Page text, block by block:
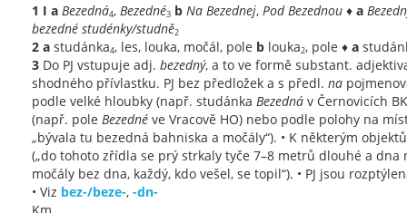
1 I a Bezedná4, Bezedné3 b Na Bezednej, Pod Bezednou ♦ a
bezedné studénky/studně2
2 a studánka4, les, louka, močál, pole b louka2, pole ♦ a
3 Do PJ vstupuje adj. bezedný, a to ve formě substant.
shodného přívlastku. PJ bez předložek a s předl. na
podle velké hloubky (např. studánka Bezedná v Černovicích
(např. pole Bezedné ve Vracově HO) nebo podle polohy na
„bývala tu bezedná bahniska a močály“). • K některým
(„do tohoto zřídla se prý strkaly tyče 7–8 metrů dlouhé a dna
močály bez dna, každý, kdo vešel, se topil“). • PJ jsou
• Viz bez-/beze-, -dn-